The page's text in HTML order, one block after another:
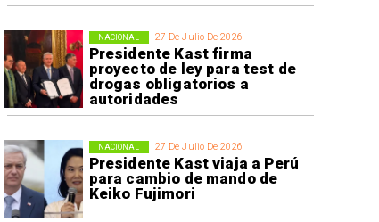
27 De Julio De 2026
Presidente Kast firma
proyecto de ley para test de
drogas obligatorios a
autoridades
NACIONAL
27 De Julio De 2026
Presidente Kast viaja a Perú
para cambio de mando de
Keiko Fujimori
NACIONAL